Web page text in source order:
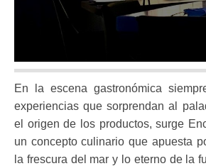
En la escena gastronómica
experiencias que sorprendan al
el origen de los productos, surge
un concepto culinario que apuesta
la frescura del mar y lo eterno de la